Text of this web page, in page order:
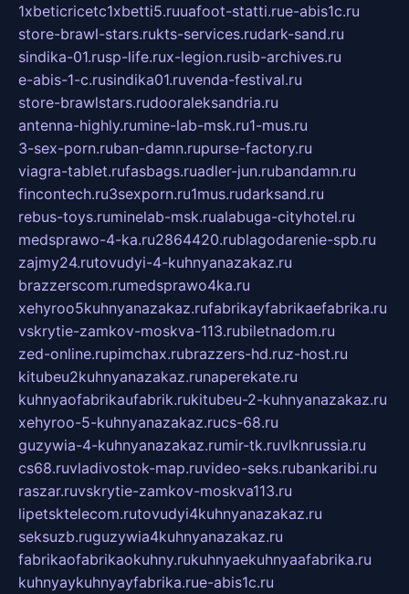
1xbeticricetc1xbetti5.ruuafoot-statti.rue-abis1c.ru
store-brawl-stars.rukts-services.rudark-sand.ru
sindika-01.rusp-life.rux-legion.rusib-archives.ru
e-abis-1-c.rusindika01.ruvenda-festival.ru
store-brawlstars.rudooraleksandria.ru
antenna-highly.rumine-lab-msk.ru1-mus.ru
3-sex-porn.ruban-damn.rupurse-factory.ru
viagra-tablet.rufasbags.ruadler-jun.rubandamn.ru
fincontech.ru3sexporn.ru1mus.rudarksand.ru
rebus-toys.ruminelab-msk.rualabuga-cityhotel.ru
medsprawo-4-ka.ru2864420.rublagodarenie-spb.ru
zajmy24.rutovudyi-4-kuhnyanazakaz.ru
brazzerscom.rumedsprawo4ka.ru
xehyroo5kuhnyanazakaz.rufabrikayfabrikaefabrika.ru
vskrytie-zamkov-moskva-113.rubiletnadom.ru
zed-online.rupimchax.rubrazzers-hd.ruz-host.ru
kitubeu2kuhnyanazakaz.runaperekate.ru
kuhnyaofabrikaufabrik.rukitubeu-2-kuhnyanazakaz.ru
xehyroo-5-kuhnyanazakaz.rucs-68.ru
guzywia-4-kuhnyanazakaz.rumir-tk.ruvlknrussia.ru
cs68.ruvladivostok-map.ruvideo-seks.rubankaribi.ru
raszar.ruvskrytie-zamkov-moskva113.ru
lipetsktelecom.rutovudyi4kuhnyanazakaz.ru
seksuzb.ruguzywia4kuhnyanazakaz.ru
fabrikaofabrikaokuhny.rukuhnyaekuhnyaafabrika.ru
kuhnyaykuhnyayfabrika.rue-abis1c.ru